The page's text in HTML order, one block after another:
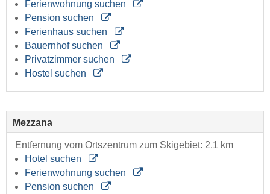
Ferienwohnung suchen
Pension suchen
Ferienhaus suchen
Bauernhof suchen
Privatzimmer suchen
Hostel suchen
Mezzana
Entfernung vom Ortszentrum zum Skigebiet: 2,1 km
Hotel suchen
Ferienwohnung suchen
Pension suchen